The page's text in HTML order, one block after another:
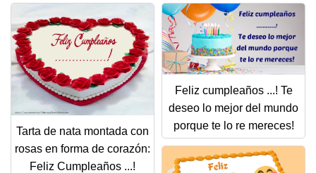
Tarta de nata montada con
rosas en forma de corazón:
Feliz Cumpleaños ...!
Feliz cumpleaños ...! Te
deseo lo mejor del mundo
porque te lo re mereces!